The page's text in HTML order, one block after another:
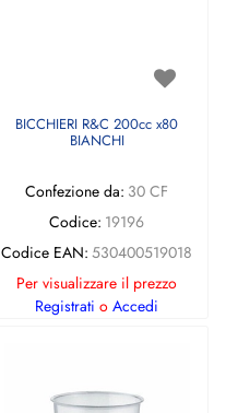
BICCHIERI R&C 200cc x80
BIANCHI
Confezione da: 30 CF
Codice: 19196
Codice EAN: 530400519018
Per visualizzare il prezzo
Registrati o Accedi